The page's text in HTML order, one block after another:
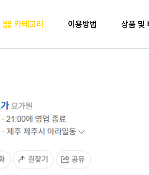
카테고리 이용방법 상품 및